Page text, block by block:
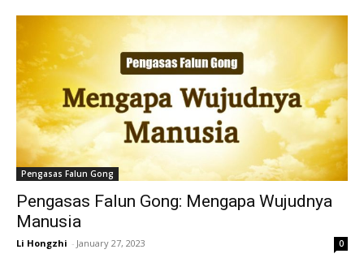
Pengasas Falun Gong
Pengasas Falun Gong: Mengapa Wujudnya
Manusia
Li Hongzhi - January 27, 2023 0